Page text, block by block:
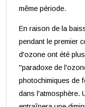
même période.
En raison de la
pendant le premier
d'ozone ont été
"paradoxe de
photochimiques de
dans l'atmosphère.